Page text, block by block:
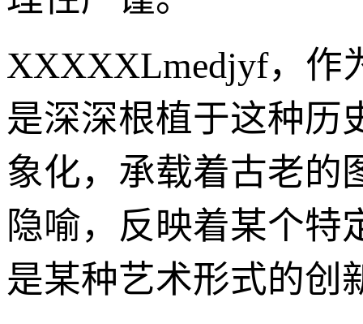
XXXXXLmedjyf，作
是深深根植于这种历
象化，承载着古老的
隐喻，反映着某个特
是某种艺术形式的创